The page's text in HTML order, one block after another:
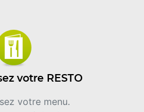
votre RESTO
votre menu.